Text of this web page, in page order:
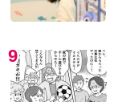
9